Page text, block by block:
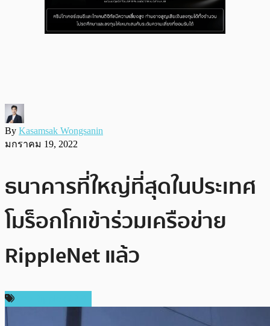
By Kasamsak Wongsanin
มกราคม 19, 2022
ธนาคารที่ใหญ่ที่สุดในประเทศ
โมร็อกโกเข้าร่วมเครือข่าย
RippleNet แล้ว